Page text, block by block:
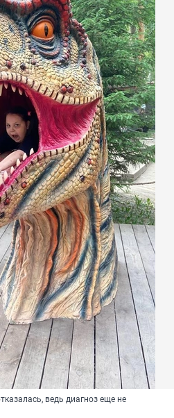
ведь диагноз еще не